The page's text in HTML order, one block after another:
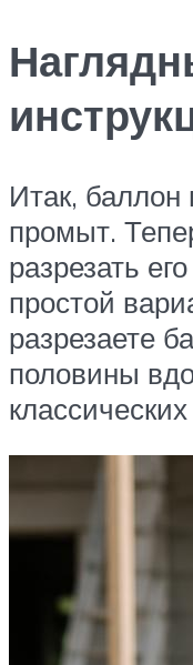
Итак, баллон
промыт.
разрезать
простой
разрезаете
половины